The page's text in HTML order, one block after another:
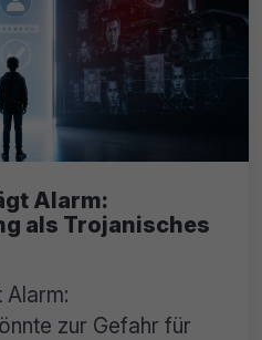
Alarm:
als Trojanisches
zur Gefahr für